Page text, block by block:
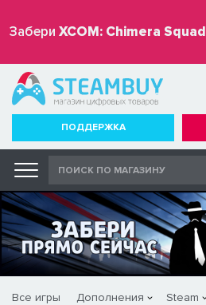
Забери XCOM: Chimera Squad
бесплатно
ПОДДЕРЖКА
Все игры Дополнения Steam